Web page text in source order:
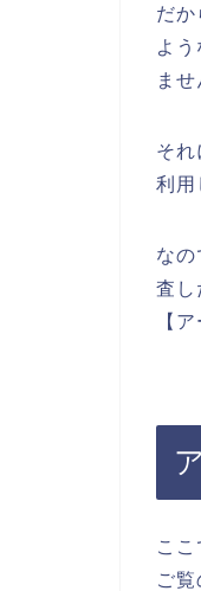
だか
よ
ませ
それ
利用
なの
査し
【
こ
ご